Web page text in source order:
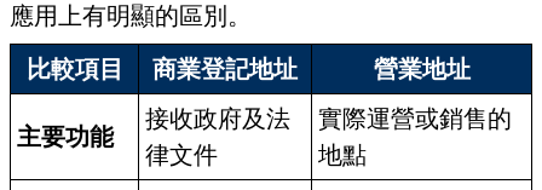
應用上有明顯的區別。
比較項目
商業登記地址 營業地址
主要功能
接收政府及法
律文件
實際運營或銷售的
地點